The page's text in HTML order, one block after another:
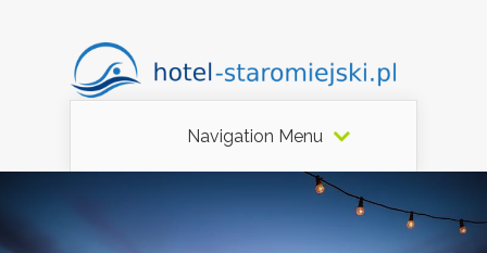
Navigation Menu